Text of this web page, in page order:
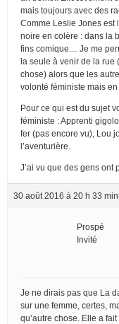
mais toujours avec des
Comme Leslie Jones est
noire en colère : dans la
fins comique… Je me
la seule à venir de la rue
chose) alors que les
volonté féministe mais
Pour ce qui est du sujet
féministe : Apprenti
fer (pas encore vu), Lou
l’aventurière.
J’ai vu que des gens ont
30 août 2016 à 20 h 33 min
Prospé
Invité
Je ne dirais pas que La
sur une femme, certes,
qu’autre chose. Elle a